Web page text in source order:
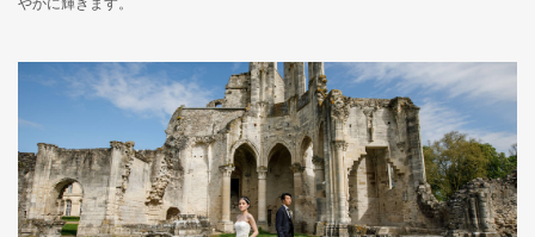
やかに輝きます。